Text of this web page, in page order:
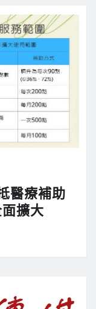
醫療補助
擴大